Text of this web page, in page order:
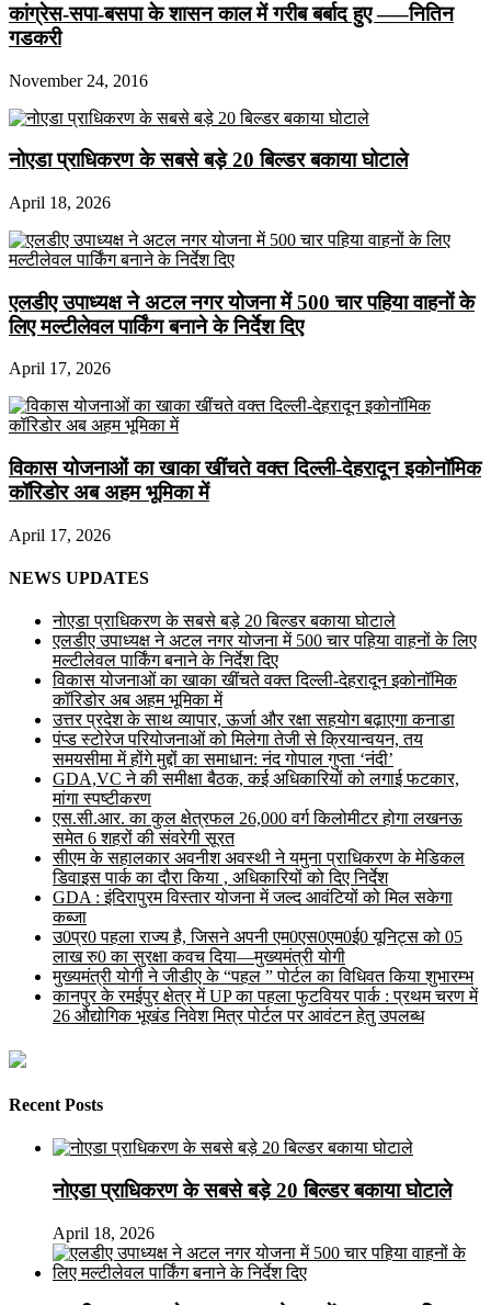
कांग्रेस-सपा-बसपा के शासन काल में गरीब बर्बाद हुए —–नितिन
गडकरी
November 24, 2016
नोएडा प्राधिकरण के सबसे बड़े 20 बिल्डर बकाया घोटाले
April 18, 2026
एलडीए उपाध्यक्ष ने अटल नगर योजना में 500 चार पहिया वाहनों के
लिए मल्टीलेवल पार्किंग बनाने के निर्देश दिए
April 17, 2026
विकास योजनाओं का खाका खींचते वक्त दिल्ली-देहरादून इकोनॉमिक
कॉरिडोर अब अहम भूमिका में
April 17, 2026
NEWS UPDATES
नोएडा प्राधिकरण के सबसे बड़े 20 बिल्डर बकाया घोटाले
एलडीए उपाध्यक्ष ने अटल नगर योजना में 500 चार पहिया वाहनों के लिए
मल्टीलेवल पार्किंग बनाने के निर्देश दिए
विकास योजनाओं का खाका खींचते वक्त दिल्ली-देहरादून इकोनॉमिक
कॉरिडोर अब अहम भूमिका में
उत्तर प्रदेश के साथ व्यापार, ऊर्जा और रक्षा सहयोग बढ़ाएगा कनाडा
पंप्ड स्टोरेज परियोजनाओं को मिलेगा तेजी से क्रियान्वयन, तय
समयसीमा में होंगे मुद्दों का समाधान: नंद गोपाल गुप्ता ‘नंदी’
GDA,VC ने की समीक्षा बैठक, कई अधिकारियों को लगाई फटकार,
मांगा स्पष्टीकरण
एस.सी.आर. का कुल क्षेत्रफल 26,000 वर्ग किलोमीटर होगा लखनऊ
समेत 6 शहरों की संवरेगी सूरत
सीएम के सहालकार अवनीश अवस्थी ने यमुना प्राधिकरण के मेडिकल
डिवाइस पार्क का दौरा किया , अधिकारियों को दिए निर्देश
GDA : इंदिरापुरम विस्तार योजना में जल्द आवंटियों को मिल सकेगा
कब्जा
उ0प्र0 पहला राज्य है, जिसने अपनी एम0एस0एम0ई0 यूनिट्स को 05
लाख रु0 का सुरक्षा कवच दिया—मुख्यमंत्री योगी
मुख्यमंत्री योगी ने जीडीए के “पहल ” पोर्टल का विधिवत किया शुभारम्भ
कानपुर के रमईपुर क्षेत्र में UP का पहला फुटवियर पार्क : प्रथम चरण में
26 औद्योगिक भूखंड निवेश मित्र पोर्टल पर आवंटन हेतु उपलब्ध
Recent Posts
नोएडा प्राधिकरण के सबसे बड़े 20 बिल्डर बकाया घोटाले
April 18, 2026